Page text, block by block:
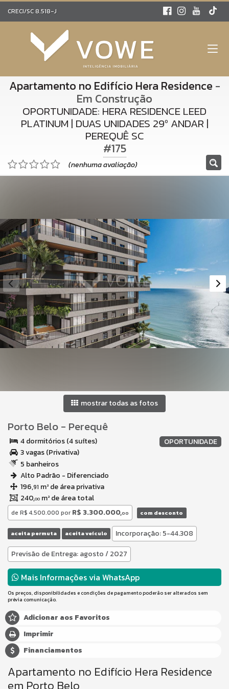
CRECI/SC 8.518-J
Apartamento no Edifício Hera Residence -
Em Construção
OPORTUNIDADE: HERA RESIDENCE LEED
PLATINUM | DUAS UNIDADES 29º ANDAR |
PEREQUÊ SC
#175
(nenhuma avaliação)
mostrar todas as fotos
Porto Belo- Perequê
OPORTUNIDADE
4 dormitórios (4 suítes)
3 vagas (Privativa)
5 banheiros
Alto Padrão - Diferenciado
196,91 m² de área privativa
240,00 m² de área total
de R$ 4.500.000 por R$ 3.300.000,00 com desconto
aceita permuta aceita veículo
Incorporação: 5-44.308
Previsão de Entrega: agosto / 2027
Mais Informações via WhatsApp
Os preços, disponibilidades e condições de pagamento poderão ser alterados sem
prévia comunicação.
Adicionar aos Favoritos
Imprimir
Financiamentos
Apartamento no Edifício Hera Residence